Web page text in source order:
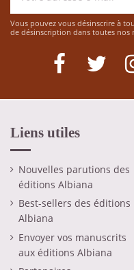
Vous pouvez vous désinscrire à
de désinscription dans toutes nos
Liens utiles
Nouvelles parutions des
éditions Albiana
Best-sellers des éditions
Albiana
Envoyer vos manuscrits
aux éditions Albiana